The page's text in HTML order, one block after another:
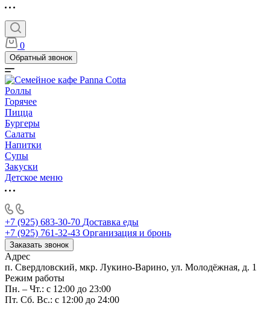
0
Обратный звонок
Роллы
Горячее
Пицца
Бургеры
Салаты
Напитки
Супы
Закуски
Детское меню
+7 (925) 683-30-70 Доставка еды
+7 (925) 761-32-43 Организация и бронь
Заказать звонок
Адрес
п. Свердловский, мкр. Лукино-Варино, ул. Молодёжная, д. 1
Режим работы
Пн. – Чт.: с 12:00 до 23:00
Пт. Сб. Вс.: с 12:00 до 24:00